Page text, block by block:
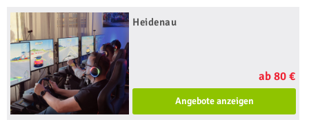
Heidenau
ab 80 €
Angebote anzeigen